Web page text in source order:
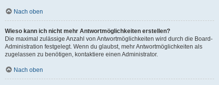
Nach oben
Wieso kann ich nicht mehr Antwortmöglichkeiten erstellen?
Die maximal zulässige Anzahl von Antwortmöglichkeiten wird durch die Board-
Administration festgelegt. Wenn du glaubst, mehr Antwortmöglichkeiten als
zugelassen zu benötigen, kontaktiere einen Administrator.
Nach oben